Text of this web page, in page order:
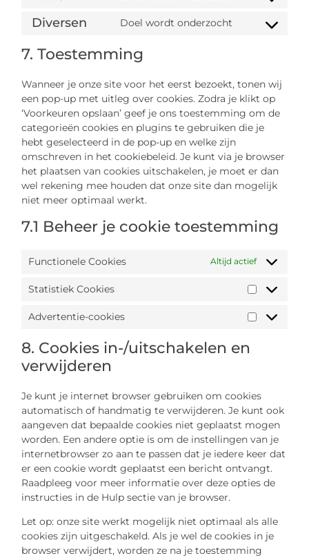
Diversen Doel wordt onderzocht
7. Toestemming
Wanneer je onze site voor het eerst bezoekt, tonen wij
een pop-up met uitleg over cookies. Zodra je klikt op
‘Voorkeuren opslaan’ geef je ons toestemming om de
categorieën cookies en plugins te gebruiken die je
hebt geselecteerd in de pop-up en welke zijn
omschreven in het cookiebeleid. Je kunt via je browser
het plaatsen van cookies uitschakelen, je moet er dan
wel rekening mee houden dat onze site dan mogelijk
niet meer optimaal werkt.
7.1 Beheer je cookie toestemming
Functionele Cookies Altijd actief
Statistiek Cookies
Advertentie-cookies
8. Cookies in-/uitschakelen en
verwijderen
Je kunt je internet browser gebruiken om cookies
automatisch of handmatig te verwijderen. Je kunt ook
aangeven dat bepaalde cookies niet geplaatst mogen
worden. Een andere optie is om de instellingen van je
internetbrowser zo aan te passen dat je iedere keer dat
er een cookie wordt geplaatst een bericht ontvangt.
Raadpleeg voor meer informatie over deze opties de
instructies in de Hulp sectie van je browser.
Let op: onze site werkt mogelijk niet optimaal als alle
cookies zijn uitgeschakeld. Als je wel de cookies in je
browser verwijdert, worden ze na je toestemming